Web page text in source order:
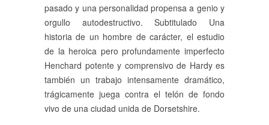
pasado y una personalidad propensa a genio y
orgullo autodestructivo. Subtitulado Una
historia de un hombre de carácter, el estudio
de la heroica pero profundamente imperfecto
Henchard potente y comprensivo de Hardy es
también un trabajo intensamente dramático,
trágicamente juega contra el telón de fondo
vivo de una ciudad unida de Dorsetshire.